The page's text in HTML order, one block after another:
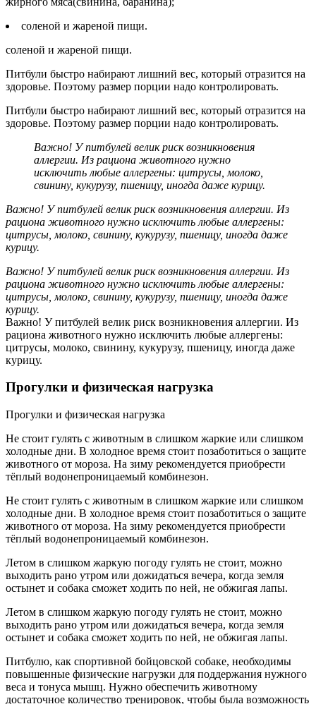
соленой и жареной пищи.
соленой и жареной пищи.
Питбули быстро набирают лишний вес, который отразится на
здоровье. Поэтому размер порции надо контролировать.
Питбули быстро набирают лишний вес, который отразится на
здоровье. Поэтому размер порции надо контролировать.
Важно! У питбулей велик риск возникновения
аллергии. Из рациона животного нужно
исключить любые аллергены: цитрусы, молоко,
свинину, кукурузу, пшеницу, иногда даже курицу.
Важно! У питбулей велик риск возникновения аллергии. Из
рациона животного нужно исключить любые аллергены:
цитрусы, молоко, свинину, кукурузу, пшеницу, иногда даже
курицу.
Важно! У питбулей велик риск возникновения аллергии. Из
рациона животного нужно исключить любые аллергены:
цитрусы, молоко, свинину, кукурузу, пшеницу, иногда даже
курицу.
Важно! У питбулей велик риск возникновения аллергии. Из
рациона животного нужно исключить любые аллергены:
цитрусы, молоко, свинину, кукурузу, пшеницу, иногда даже
курицу.
Прогулки и физическая нагрузка
Прогулки и физическая нагрузка
Не стоит гулять с животным в слишком жаркие или слишком
холодные дни. В холодное время стоит позаботиться о защите
животного от мороза. На зиму рекомендуется приобрести
тёплый водонепроницаемый комбинезон.
Не стоит гулять с животным в слишком жаркие или слишком
холодные дни. В холодное время стоит позаботиться о защите
животного от мороза. На зиму рекомендуется приобрести
тёплый водонепроницаемый комбинезон.
Летом в слишком жаркую погоду гулять не стоит, можно
выходить рано утром или дожидаться вечера, когда земля
остынет и собака сможет ходить по ней, не обжигая лапы.
Летом в слишком жаркую погоду гулять не стоит, можно
выходить рано утром или дожидаться вечера, когда земля
остынет и собака сможет ходить по ней, не обжигая лапы.
Питбулю, как спортивной бойцовской собаке, необходимы
повышенные физические нагрузки для поддержания нужного
веса и тонуса мышц. Нужно обеспечить животному
достаточное количество тренировок, чтобы была возможность